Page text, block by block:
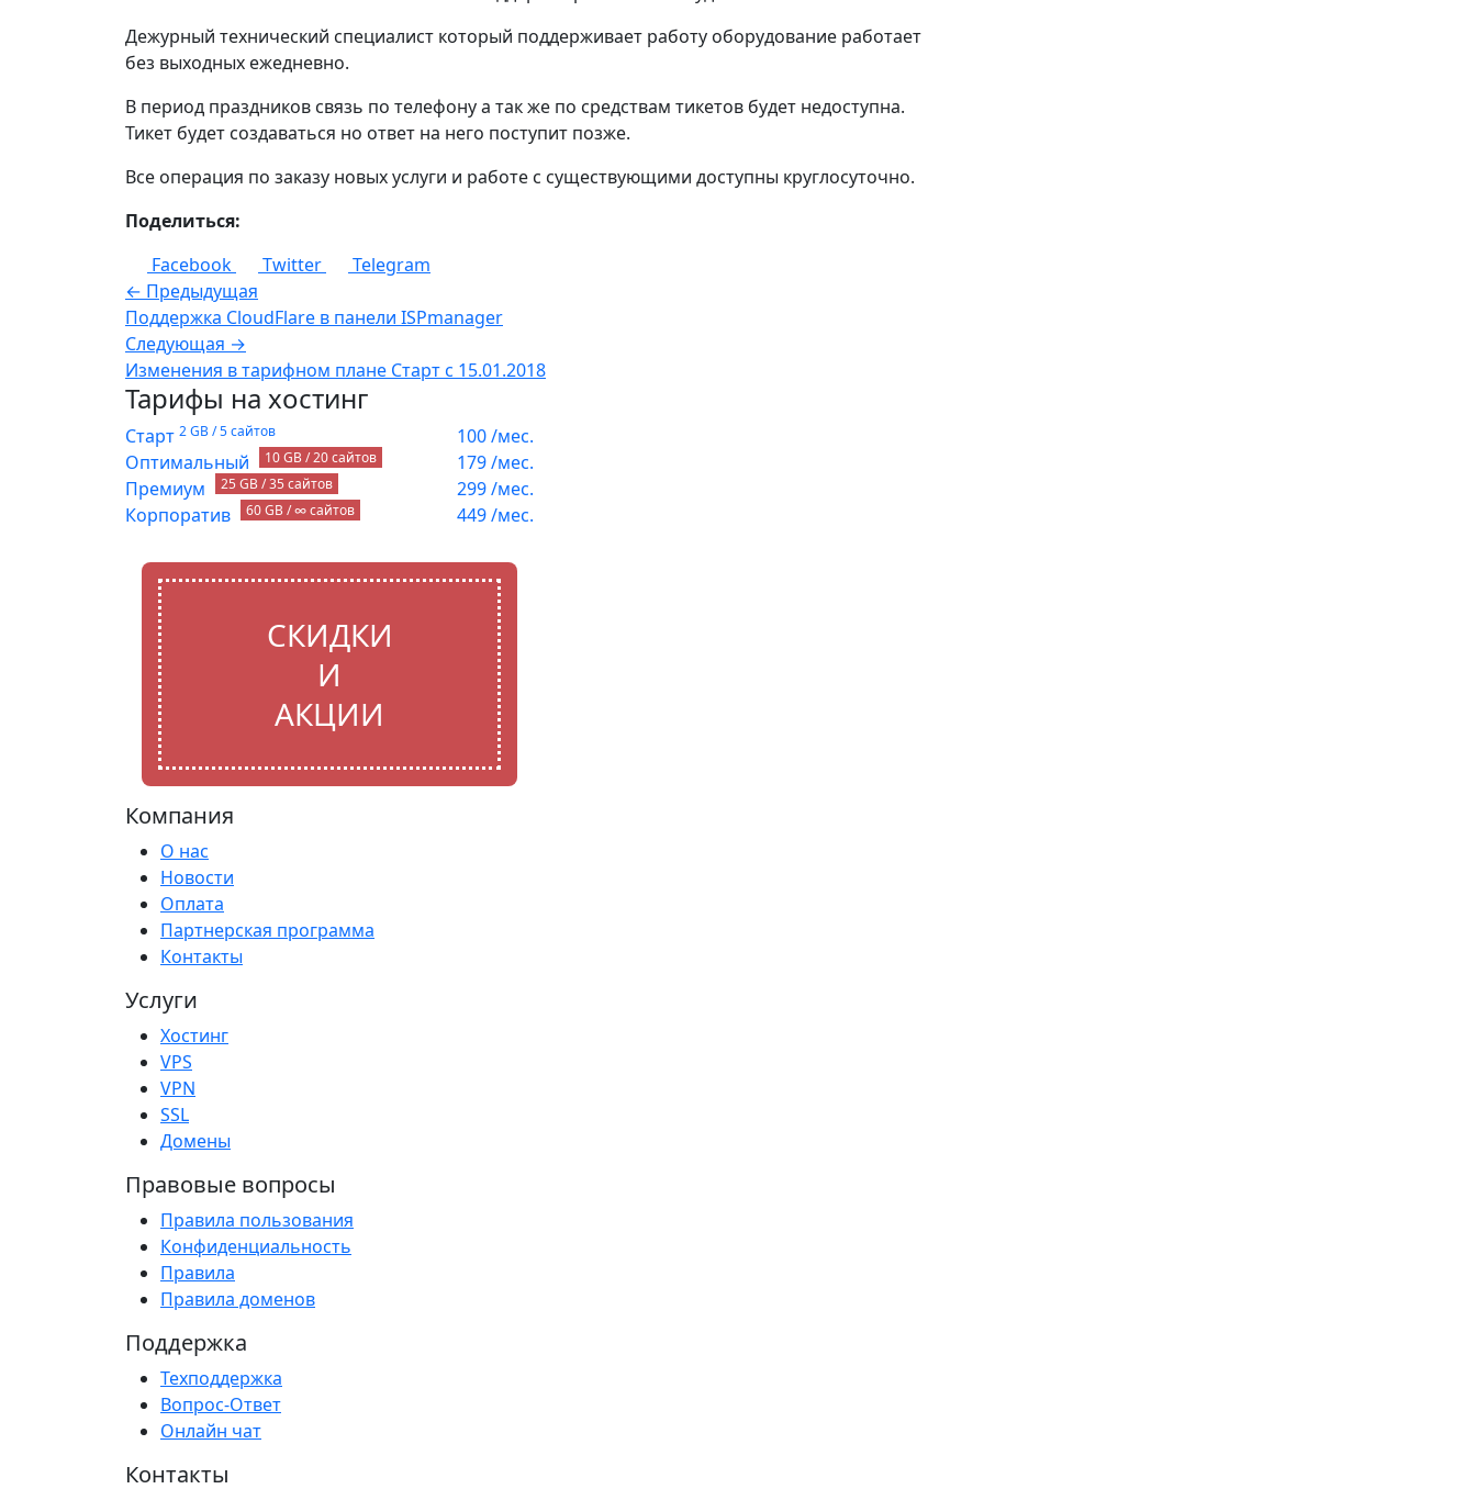
Дежурный технический специалист который поддерживает работу оборудование работает
без выходных ежедневно.
В период праздников связь по телефону а так же по средствам тикетов будет недоступна.
Тикет будет создаваться но ответ на него поступит позже.
Все операция по заказу новых услуги и работе с существующими доступны круглосуточно.
Поделиться:
Facebook
Twitter
Telegram
← Предыдущая
Поддержка CloudFlare в панели ISPmanager
Следующая →
Изменения в тарифном плане Старт с 15.01.2018
Тарифы на хостинг
Старт 2 GB / 5 сайтов 100/мес.
Оптимальный
10 GB / 20 сайтов 179/мес.
Премиум
25 GB / 35 сайтов 299/мес.
Корпоратив
60 GB / ∞ сайтов 449/мес.
СКИДКИ
И
АКЦИИ
Компания
О нас
Новости
Оплата
Партнерская программа
Контакты
Услуги
Хостинг
VPS
VPN
SSL
Домены
Правовые вопросы
Правила пользования
Конфиденциальность
Правила
Правила доменов
Поддержка
Техподдержка
Вопрос-Ответ
Онлайн чат
Контакты